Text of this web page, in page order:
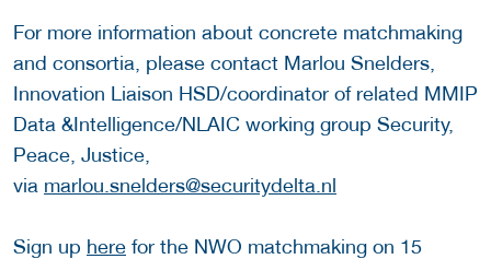
For more information about concrete matchmaking
and consortia, please contact Marlou Snelders,
Innovation Liaison HSD/coordinator of related MMIP
Data &Intelligence/NLAIC working group Security,
Peace, Justice,
via marlou.snelders@securitydelta.nl
Sign up here for the NWO matchmaking on 15